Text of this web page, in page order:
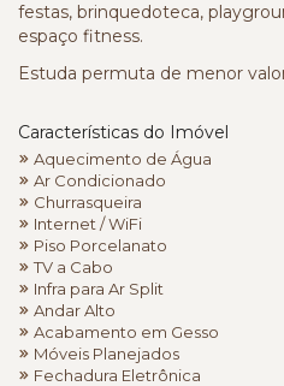
festas, brinquedoteca,
espaço fitness.
Estuda permuta de menor
Características do Imóvel
Aquecimento de Água
Ar Condicionado
Churrasqueira
Internet / WiFi
Piso Porcelanato
TV a Cabo
Infra para Ar Split
Andar Alto
Acabamento em Gesso
Móveis Planejados
Fechadura Eletrônica